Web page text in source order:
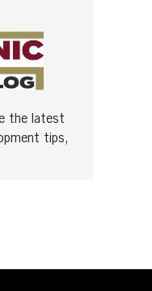
the latest
tips,